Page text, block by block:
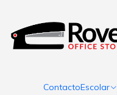
ContactoEscolar